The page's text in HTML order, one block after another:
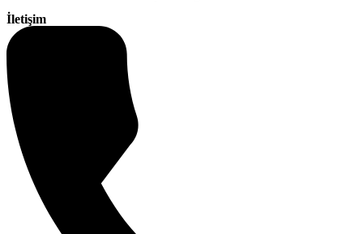
İletişim